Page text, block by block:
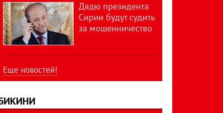
Дядю президента
Сирии будут судить
за мошенничество
Еще новостей!